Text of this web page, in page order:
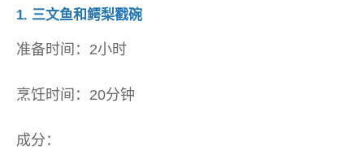
1. 三文鱼和鳄梨戳碗
准备时间：2小时
烹饪时间：20分钟
成分：